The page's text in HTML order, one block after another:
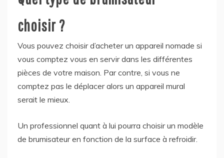
choisir ?
Vous pouvez choisir d’acheter un appareil nomade si
vous comptez vous en servir dans les différentes
pièces de votre maison. Par contre, si vous ne
comptez pas le déplacer alors un appareil mural
serait le mieux.
Un professionnel quant à lui pourra choisir un modèle
de brumisateur en fonction de la surface à refroidir.